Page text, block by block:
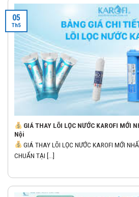
GIÁ THAY LÕI LỌC NƯỚC KAROFI MỚI
Nội
GIÁ THAY LÕI LỌC NƯỚC KAROFI MỚI
CHUẨN TẠI [...]
05
Th5